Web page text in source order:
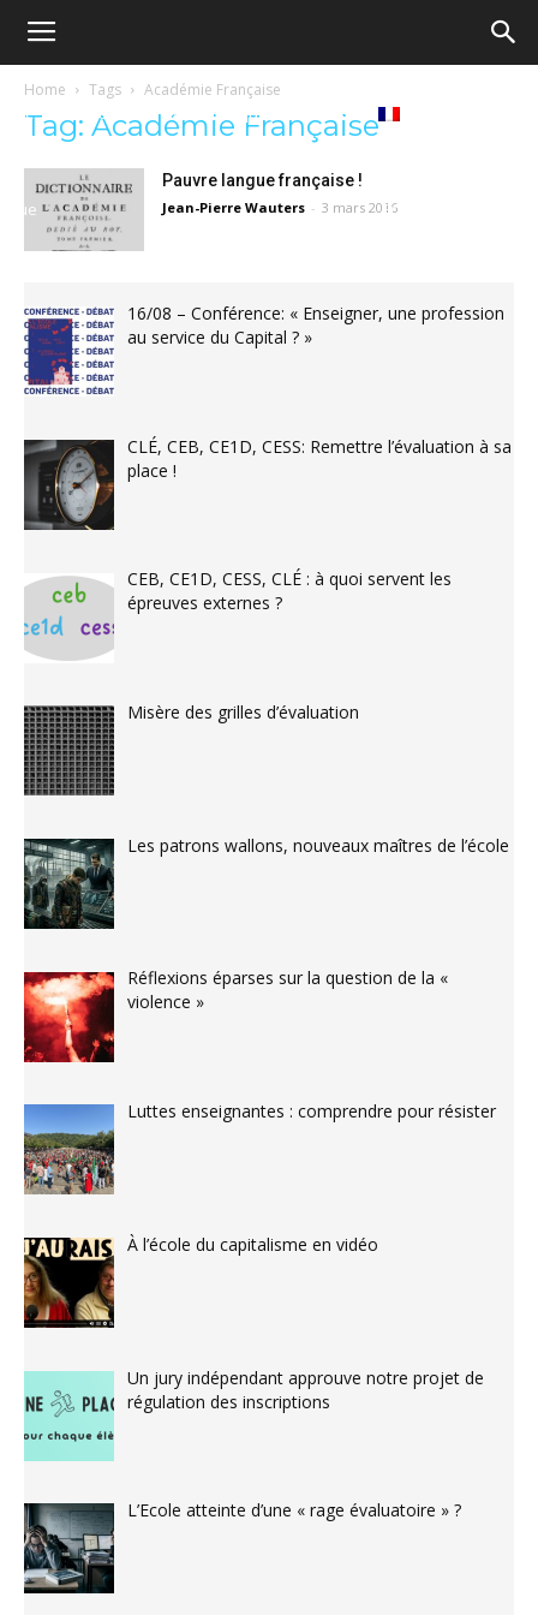
Ecole
démocratique
–
Democratische
Tribunes Médiathèque Livres
Français
Home Tags Académie Française
Tag: Académie Française
Pauvre langue française !
Jean-Pierre Wauters - 3 mars 2016
16/08 – Conférence: « Enseigner, une profession
au service du Capital ? »
CLÉ, CEB, CE1D, CESS: Remettre l’évaluation à sa
place !
CEB, CE1D, CESS, CLÉ : à quoi servent les
épreuves externes ?
Misère des grilles d’évaluation
Les patrons wallons, nouveaux maîtres de l’école
Réflexions éparses sur la question de la «
violence »
Luttes enseignantes : comprendre pour résister
À l’école du capitalisme en vidéo
Un jury indépendant approuve notre projet de
régulation des inscriptions
L’Ecole atteinte d’une « rage évaluatoire » ?